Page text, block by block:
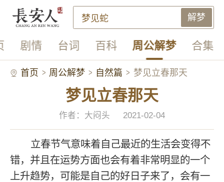
解梦
剧情 台词 百科 周公解梦 合集
首页 周公解梦 自然篇 梦见立春那天
梦见立春那天
作者：大闷头 2021-02-04
立春节气意味着自己最近的生活会变得不
错，并且在运势方面也会有着非常明显的一个
上升趋势，可能是自己的好日子来了，会有一